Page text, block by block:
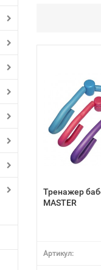
Тренажер
MASTER
Артикул: